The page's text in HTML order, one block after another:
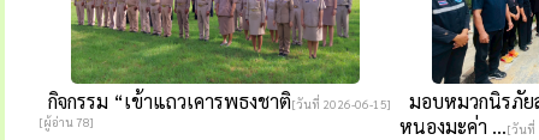
กิจกรรม “เข้าแถวเคารพธงชาติ[วันที่ 2026-06-15]
[ผู้อ่าน 78]
มอบหมวกนิรภัย
หนองมะค่า ...[วันที่